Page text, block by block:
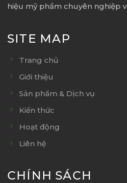
hiệu mỹ phẩm chuyên nghiệp
SITE MAP
Trang chủ
Giới thiệu
Sản phẩm & Dịch vụ
Kiến thức
Hoạt động
Liên hệ
CHÍNH SÁCH